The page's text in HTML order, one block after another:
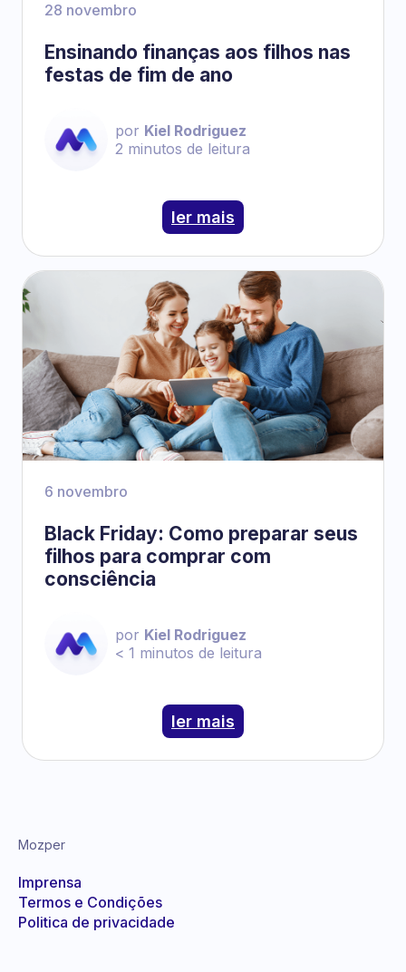
28 novembro
Ensinando finanças aos filhos nas
festas de fim de ano
por Kiel Rodriguez
2 minutos de leitura
ler mais
6 novembro
Black Friday: Como preparar seus
filhos para comprar com
consciência
por Kiel Rodriguez
< 1 minutos de leitura
ler mais
Mozper
Imprensa
Termos e Condições
Politica de privacidade